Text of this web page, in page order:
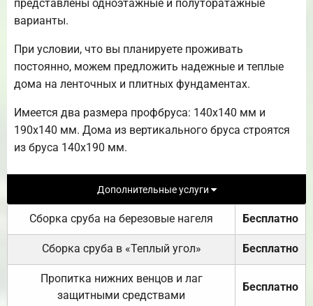
представлены одноэтажные и полуторатажные
варианты.
При условии, что вы планируете проживать
постоянно, можем предложить надежные и теплые
дома на ленточных и плитных фундаментах.
Имеется два размера профбруса: 140х140 мм и
190х140 мм. Дома из вертикального бруса строятся
из бруса 140х190 мм.
Дополнительные услуги
Сборка сруба на березовые нагеля Бесплатно
Сборка сруба в «Теплый угол» Бесплатно
Пропитка нижних венцов и лаг
защитными средствами
Бесплатно